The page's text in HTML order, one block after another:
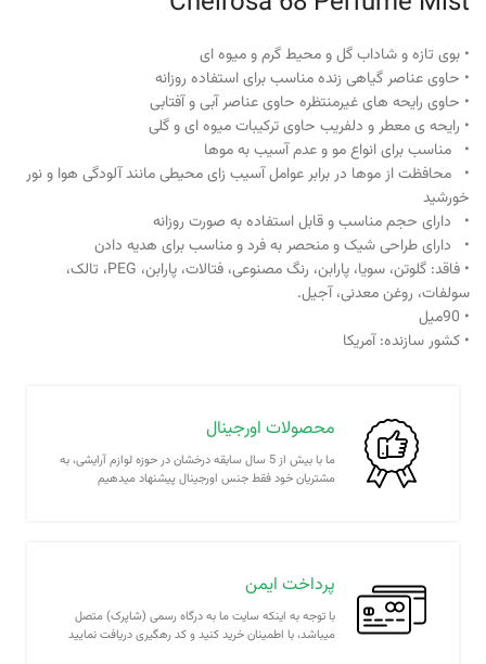
• بوی تازه و شاداب گل و محیط گرم و میوه ای
• حاوی عناصر گیاهی زنده مناسب برای استفاده روزانه
• حاوی رایحه های غیرمنتظره حاوی عناصر آبی و آفتابی
• رایحه ی معطر و دلفریب حاوی ترکیبات میوه ای و گلی
• مناسب برای انواع مو و عدم آسیب به موها
• محافظت از موها در برابر عوامل آسیب زای محیطی مانند آلودگی هوا و نور
خورشید
• دارای حجم مناسب و قابل استفاده به صورت روزانه
• دارای طراحی شیک و منحصر به فرد و مناسب برای هدیه دادن
• فاقد: گلوتن، سویا، پارابن، رنگ مصنوعی، فتالات، پارابن، PEG، تالک،
سولفات، روغن معدنی، آجیل.
• 90میل
• کشور سازنده: آمریکا
محصولات اورجینال
ما با بیش از 5 سال سابقه درخشان در حوزه لوازم آرایشی، به
مشتریان خود فقط جنس اورجینال پیشنهاد میدهیم
پرداخت ایمن
با توجه به اینکه سایت ما به درگاه رسمی (شاپرک) متصل
میباشد، با اطمینان خرید کنید و کد رهگیری دریافت نمایید